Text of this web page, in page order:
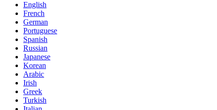
English
French
German
Portuguese
Spanish
Russian
Japanese
Korean
Arabic
Irish
Greek
Turkish